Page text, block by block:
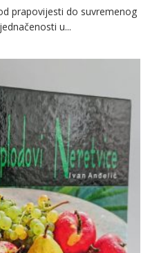
prapovijesti do suvremenog
u...